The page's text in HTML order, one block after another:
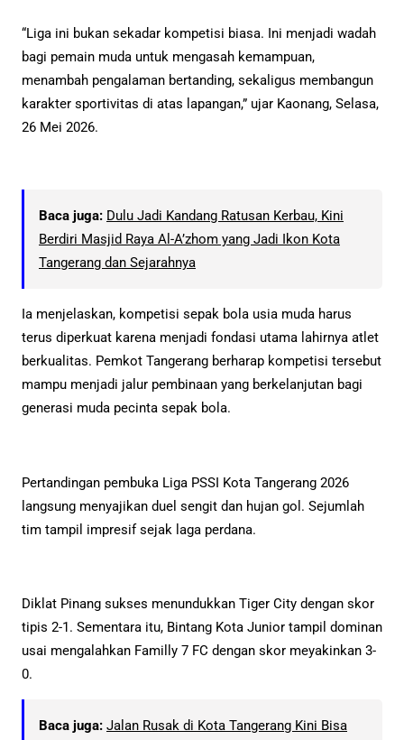
“Liga ini bukan sekadar kompetisi biasa. Ini menjadi wadah
bagi pemain muda untuk mengasah kemampuan,
menambah pengalaman bertanding, sekaligus membangun
karakter sportivitas di atas lapangan,” ujar Kaonang, Selasa,
26 Mei 2026.
Baca juga: Dulu Jadi Kandang Ratusan Kerbau, Kini
Berdiri Masjid Raya Al-A’zhom yang Jadi Ikon Kota
Tangerang dan Sejarahnya
Ia menjelaskan, kompetisi sepak bola usia muda harus
terus diperkuat karena menjadi fondasi utama lahirnya atlet
berkualitas. Pemkot Tangerang berharap kompetisi tersebut
mampu menjadi jalur pembinaan yang berkelanjutan bagi
generasi muda pecinta sepak bola.
Pertandingan pembuka Liga PSSI Kota Tangerang 2026
langsung menyajikan duel sengit dan hujan gol. Sejumlah
tim tampil impresif sejak laga perdana.
Diklat Pinang sukses menundukkan Tiger City dengan skor
tipis 2-1. Sementara itu, Bintang Kota Junior tampil dominan
usai mengalahkan Familly 7 FC dengan skor meyakinkan 3-
0.
Baca juga: Jalan Rusak di Kota Tangerang Kini Bisa